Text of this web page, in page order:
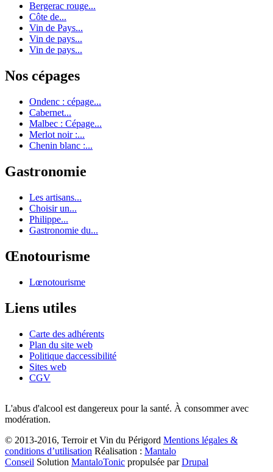
Bergerac rouge...
Côte de...
Vin de Pays...
Vin de pays...
Vin de pays...
Nos cépages
Ondenc : cépage...
Cabernet...
Malbec : Cépage...
Merlot noir :...
Chenin blanc :...
Gastronomie
Les artisans...
Choisir un...
Philippe...
Gastronomie du...
Œnotourisme
Lœnotourisme
Liens utiles
Carte des adhérents
Plan du site web
Politique daccessibilité
Sites web
CGV
L'abus d'alcool est dangereux pour la santé. À consommer avec
modération.
© 2013-2016, Terroir et Vin du Périgord Mentions légales &
conditions d’utilisation Réalisation : Mantalo
Conseil Solution MantaloTonic propulsée parDrupal